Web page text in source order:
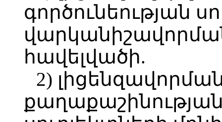
գործունեության
հավելվածի.
2)
քաղաքաշինության